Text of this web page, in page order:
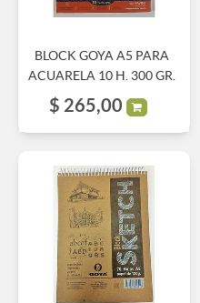
BLOCK GOYA A5 PARA
ACUARELA 10 H. 300 GR.
$ 265,00